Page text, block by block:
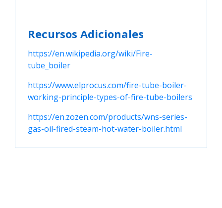
Recursos Adicionales
https://en.wikipedia.org/wiki/Fire-
tube_boiler
https://www.elprocus.com/fire-tube-boiler-
working-principle-types-of-fire-tube-boilers
https://en.zozen.com/products/wns-series-
gas-oil-fired-steam-hot-water-boiler.html